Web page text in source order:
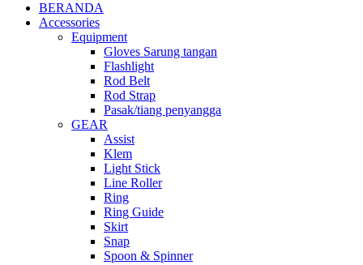
BERANDA
Accessories
Equipment
Gloves Sarung tangan
Flashlight
Rod Belt
Rod Strap
Pasak/tiang penyangga
GEAR
Assist
Klem
Light Stick
Line Roller
Ring
Ring Guide
Skirt
Snap
Spoon & Spinner